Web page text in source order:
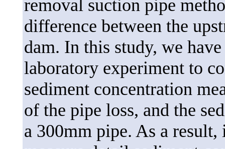
removal suction pipe
difference between the
dam. In this study, we
laboratory experiment to
sediment concentration
of the pipe loss, and the
a 300mm pipe. As a